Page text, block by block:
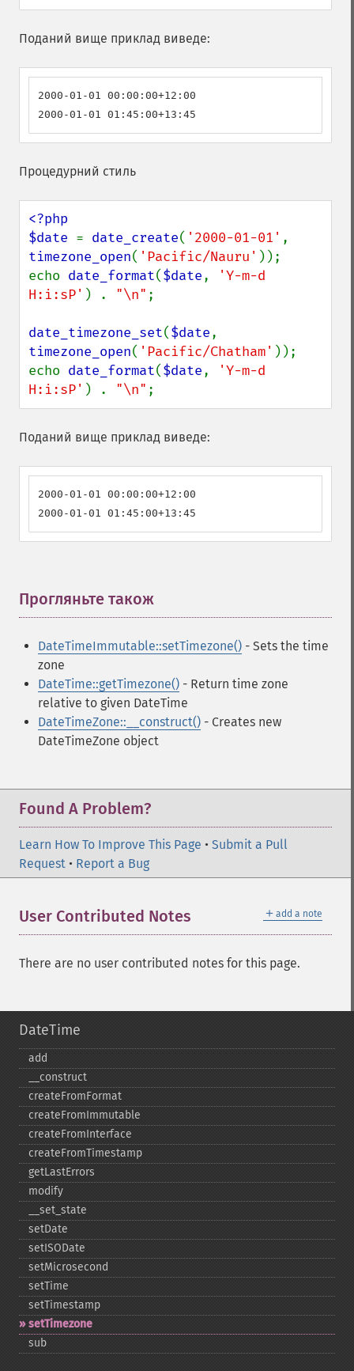
Поданий вище приклад виведе:
2000-01-01 00:00:00+12:00
2000-01-01 01:45:00+13:45
Процедурний стиль
<?php
$date = date_create( '2000-01-01'
timezone_open( 'Pacific/Nauru' ));
echo date_format($date,
'Y-m-d
H:i:sP' ) . "\n" ;
date_timezone_set($date
timezone_open( 'Pacific/Chatham' ));
echo date_format($date,
'Y-m-d
H:i:sP' ) . "\n" ;
Поданий вище приклад виведе:
2000-01-01 00:00:00+12:00
2000-01-01 01:45:00+13:45
Прогляньте також
DateTimeImmutable::setTimezone() - Sets the time
zone
DateTime::getTimezone() - Return time zone
relative to given DateTime
DateTimeZone::__construct() - Creates new
DateTimeZone object
Found A Problem?
Learn How To Improve This Page • Submit a Pull
Request • Report a Bug
＋ add a note
User Contributed Notes
There are no user contributed notes for this page.
DateTime
add
_​_​construct
createFromFormat
createFromImmutable
createFromInterface
createFromTimestamp
getLastErrors
modify
_​_​set_​state
setDate
setISODate
setMicrosecond
setTime
setTimestamp
setTimezone
sub